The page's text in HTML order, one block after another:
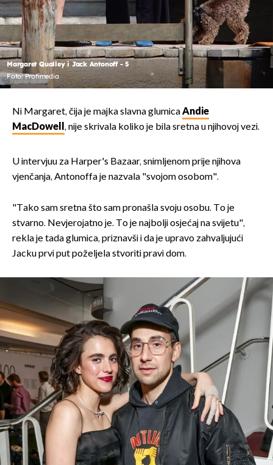
Margaret Qualley i Jack Antonoff - 5
Foto: Profimedia
Ni Margaret, čija je majka slavna glumicaAndie
MacDowell, nije skrivala koliko je bila sretna u njihovoj vezi.
U intervjuu za Harper's Bazaar, snimljenom prije njihova
vjenčanja, Antonoffa je nazvala "svojom osobom".
"Tako sam sretna što sam pronašla svoju osobu. To je
stvarno. Nevjerojatno je. To je najbolji osjećaj na svijetu",
rekla je tada glumica, priznavši i da je upravo zahvaljujući
Jacku prvi put poželjela stvoriti pravi dom.